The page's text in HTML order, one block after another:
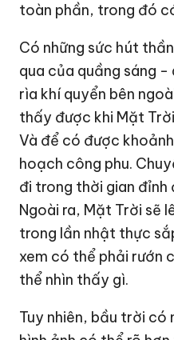
toàn phần, trong đó
Có những sức hút
qua của quầng sáng -
rìa khí quyển bên
thấy được khi Mặt
Và để có được
hoạch công phu.
đi trong thời gian
Ngoài ra, Mặt Trời sẽ
trong lần nhật thực
xem có thể phải rướn
thể nhìn thấy gì.
Tuy nhiên, bầu trời có